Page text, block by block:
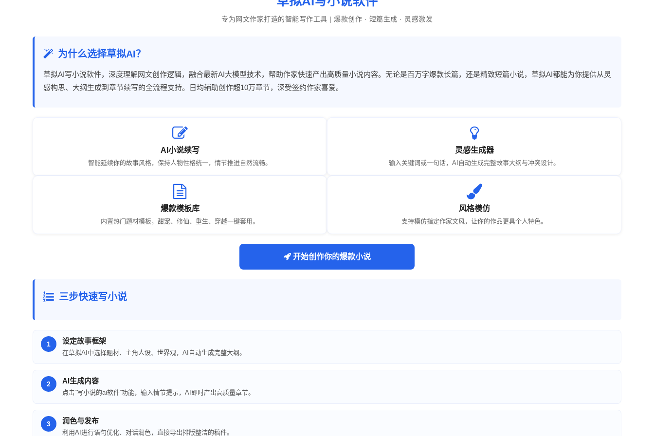
专为网文作家打造的智能写作工具 | 爆款创作 · 短篇生成 · 灵感激发
为什么选择草拟AI？
草拟AI写小说软件，深度理解网文创作逻辑，融合最新AI大模型技术，帮助作家快速产出高质量小说内容。无论是百万字爆款长篇，还是精致短篇小说，草拟AI都能为你提供从灵
感构思、大纲生成到章节续写的全流程支持。日均辅助创作超10万章节，深受签约作家喜爱。
AI小说续写
智能延续你的故事风格，保持人物性格统一，情节推进自然流畅。
灵感生成器
输入关键词或一句话，AI自动生成完整故事大纲与冲突设计。
爆款模板库
内置热门题材模板，甜宠、修仙、重生、穿越一键套用。
风格模仿
支持模仿指定作家文风，让你的作品更具个人特色。
开始创作你的爆款小说
三步快速写小说
1 设定故事框架
在草拟AI中选择题材、主角人设、世界观，AI自动生成完整大纲。
2 AI生成内容
点击“写小说的ai软件”功能，输入情节提示，AI即时产出高质量章节。
3 润色与发布
利用AI进行语句优化、对话润色，直接导出排版整洁的稿件。